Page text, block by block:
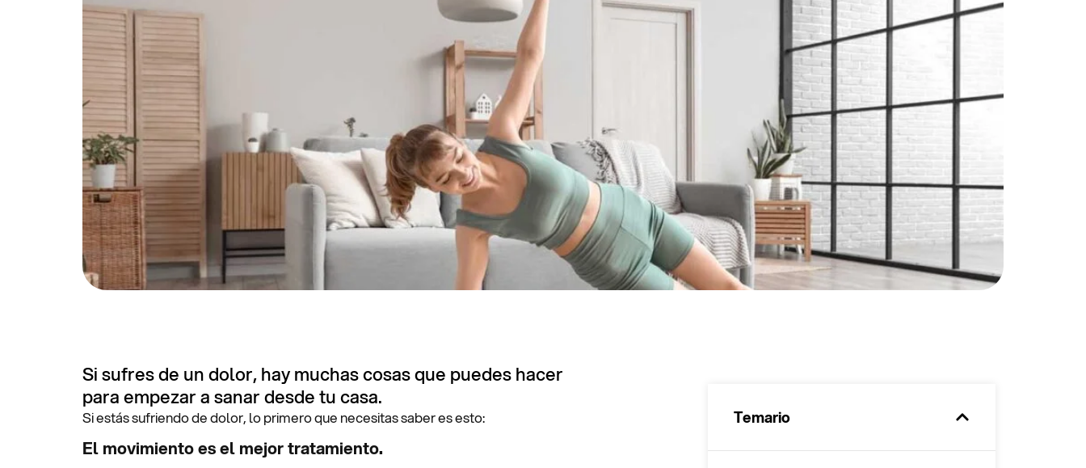
Si sufres de un dolor, hay muchas cosas que puedes hacer
para empezar a sanar desde tu casa.
Si estás sufriendo de dolor, lo primero que necesitas saber es esto:
El movimiento es el mejor tratamiento.
Temario